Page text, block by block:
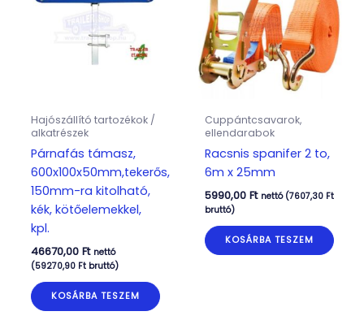
Hajószállító tartozékok /
alkatrészek
Párnafás támasz,
600x100x50mm,tekerős,
150mm-ra kitolható,
kék, kötőelemekkel,
kpl.
46670,00 Ft nettó
(59270,90 Ftbruttó)
KOSÁRBA TESZEM
Cuppántcsavarok,
ellendarabok
Racsnis spanifer 2 to,
6m x 25mm
5990,00 Ft nettó (7607,30 Ft
bruttó)
KOSÁRBA TESZEM